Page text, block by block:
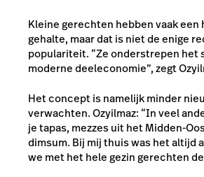
Kleine gerechten hebben vaak een
gehalte, maar dat is niet de enige
populariteit. “Ze onderstrepen het
moderne deeleconomie”, zegt
Het concept is namelijk minder
verwachten. Ozyilmaz: “In veel
je tapas, mezzes uit het Midden-
dimsum. Bij mij thuis was het altijd
we met het hele gezin gerechten